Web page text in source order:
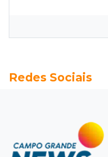
Chuva chega à
Dados
Fábio Trad
55% a mais que
Redes Sociais